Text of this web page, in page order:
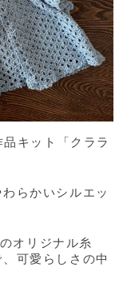
キット「クララ
らかいシルエッ
オリジナル糸
可愛らしさの中